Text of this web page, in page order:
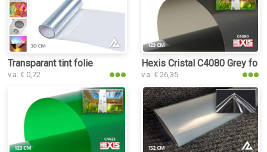
Transparant tint folie
v.a. € 0,72
Hexis Cristal C4080 Grey folie
v.a. € 26,35